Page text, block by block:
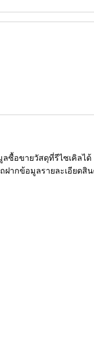
มูลซื้อขายวัสดุที่รีไซเคิ
ากข้อมูลรายละเอียดสิ